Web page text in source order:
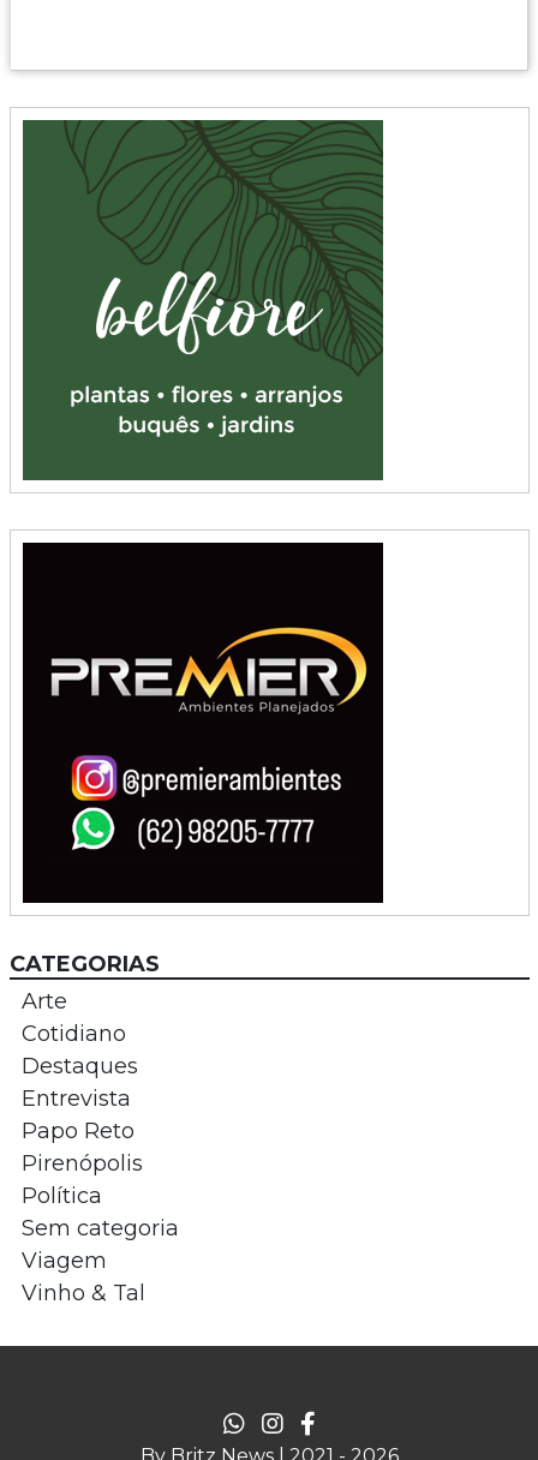
CATEGORIAS
Arte
Cotidiano
Destaques
Entrevista
Papo Reto
Pirenópolis
Política
Sem categoria
Viagem
Vinho & Tal